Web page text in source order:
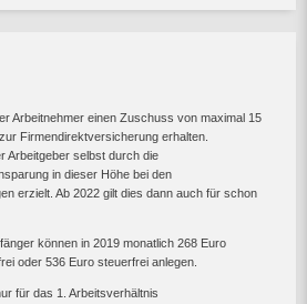
Arbeitnehmer einen Zuschuss von maximal 15
Firmendirektversicherung erhalten.
Arbeitgeber selbst durch die
in dieser Höhe bei den
erzielt. Ab 2022 gilt dies dann auch für schon
können in 2019 monatlich 268 Euro
oder 536 Euro steuerfrei anlegen.
für das 1. Arbeitsverhältnis